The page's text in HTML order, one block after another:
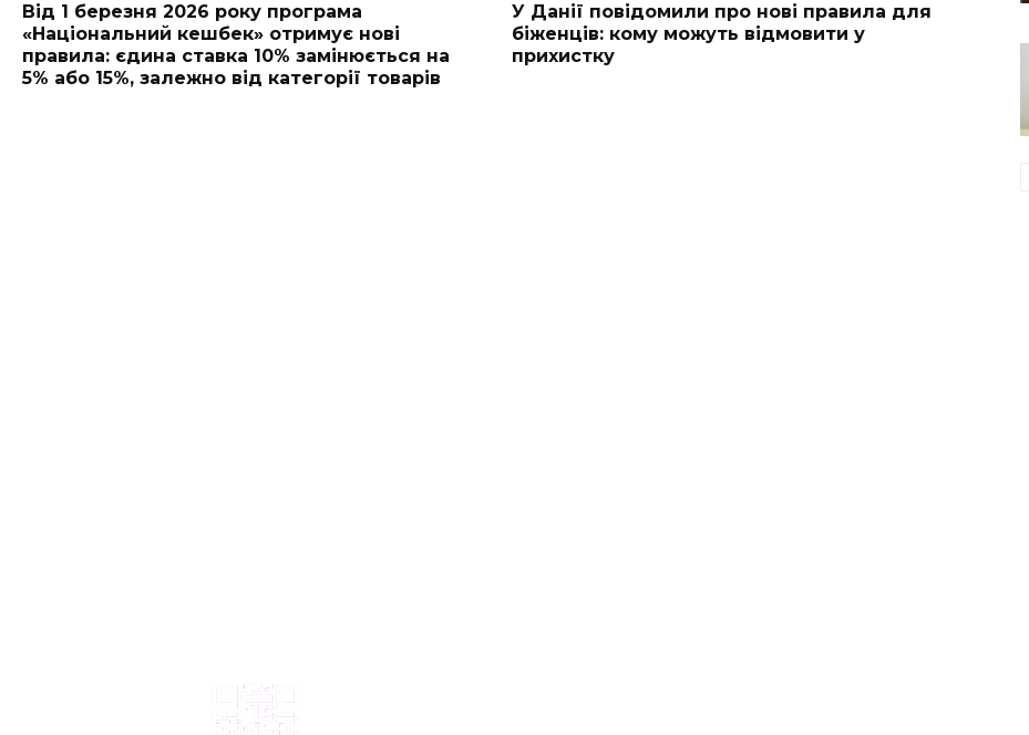
Від 1 березня 2026 року програма
«Національний кешбек» отримує нові
правила: єдина ставка 10% замінюється на
5% або 15%, залежно від категорії товарів
У Данії повідомили про нові правила для
біженців: кому можуть відмовити у
прихистку